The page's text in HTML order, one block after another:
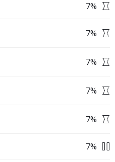
7%
7%
7%
7%
7%
7%